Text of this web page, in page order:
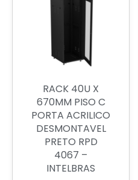
RACK 40U X
670MM PISO C
PORTA ACRILICO
DESMONTAVEL
PRETO RPD
4067 –
INTELBRAS